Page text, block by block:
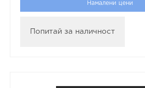
Намалени цени
Попитай за наличност